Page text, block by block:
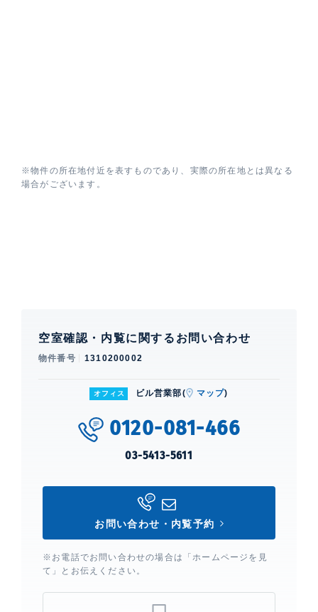
※物件の所在地付近を表すものであり、実際の所在地とは異なる
場合がございます。
空室確認・内覧に関するお問い合わせ
物件番号 1310200002
オフィス ビル営業部( マップ)
0120-081-466
03-5413-5611
お問い合わせ・内覧予約
※お電話でお問い合わせの場合は「ホームページを見
て」とお伝えください。